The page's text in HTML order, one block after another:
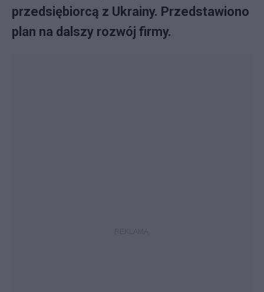
przedsiębiorcą z Ukrainy. Przedstawiono
plan na dalszy rozwój firmy.